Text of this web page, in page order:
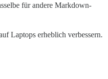
für andere Markdown-
Laptops erheblich verbessern.